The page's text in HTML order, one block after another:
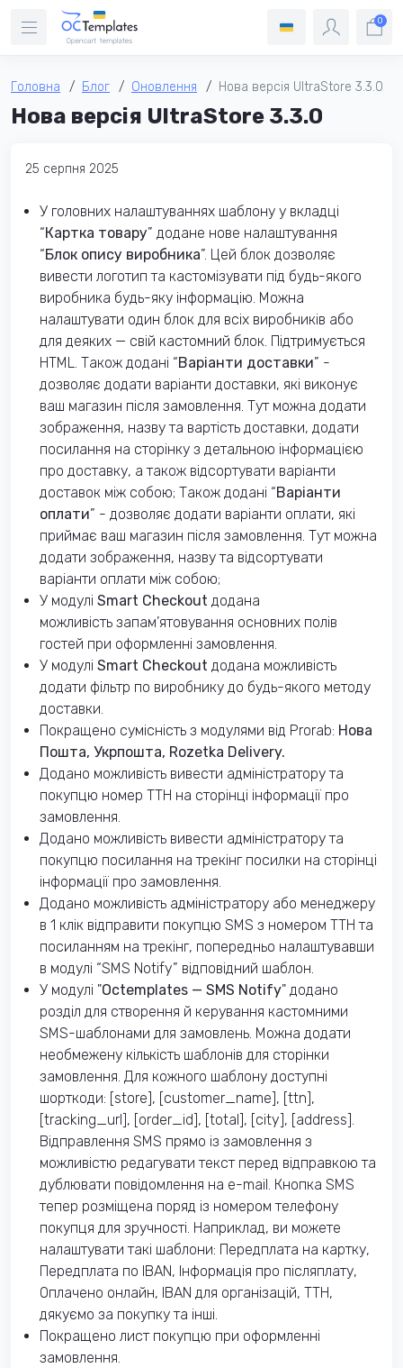
0
Головна Блог Оновлення Нова версія UltraStore 3.3.0
Нова версія UltraStore 3.3.0
25 серпня 2025
У головних налаштуваннях шаблону у вкладці
“Картка товару” додане нове налаштування
“Блок опису виробника”. Цей блок дозволяє
вивести логотип та кастомізувати під будь-якого
виробника будь-яку інформацію. Можна
налаштувати один блок для всіх виробників або
для деяких — свій кастомний блок. Підтримується
HTML. Також додані “Варіанти доставки” -
дозволяє додати варіанти доставки, які виконує
ваш магазин після замовлення. Тут можна додати
зображення, назву та вартість доставки, додати
посилання на сторінку з детальною інформацією
про доставку, а також відсортувати варіанти
доставок між собою; Також додані “Варіанти
оплати” - дозволяє додати варіанти оплати, які
приймає ваш магазин після замовлення. Тут можна
додати зображення, назву та відсортувати
варіанти оплати між собою;
У модулі Smart Checkout додана
можливість запам’ятовування основних полів
гостей при оформленні замовлення.
У модулі Smart Checkout додана можливість
додати фільтр по виробнику до будь-якого методу
доставки.
Покращено сумісність з модулями від Prorab: Нова
Пошта, Укрпошта, Rozetka Delivery.
Додано можливість вивести адміністратору та
покупцю номер ТТН на сторінці інформації про
замовлення.
Додано можливість вивести адміністратору та
покупцю посилання на трекінг посилки на сторінці
інформації про замовлення.
Додано можливість адміністратору або менеджеру
в 1 клік відправити покупцю SMS з номером ТТН та
посиланням на трекінг, попередньо налаштувавши
в модулі “SMS Notify” відповідний шаблон.
У модулі "Octemplates — SMS Notify" додано
розділ для створення й керування кастомними
SMS-шаблонами для замовлень. Можна додати
необмежену кількість шаблонів для сторінки
замовлення. Для кожного шаблону доступні
шорткоди: [store], [customer_name], [ttn],
[tracking_url], [order_id], [total], [city], [address].
Відправлення SMS прямо із замовлення з
можливістю редагувати текст перед відправкою та
дублювати повідомлення на e-mail. Кнопка SMS
тепер розміщена поряд із номером телефону
покупця для зручності. Наприклад, ви можете
налаштувати такі шаблони: Передплата на картку,
Передплата по IBAN, Інформація про післяплату,
Оплачено онлайн, IBAN для організацій, ТТН,
дякуємо за покупку та інші.
Покращено лист покупцю при оформленні
замовлення.